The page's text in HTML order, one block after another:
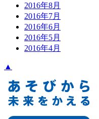
2016年8月
2016年7月
2016年6月
2016年5月
2016年4月
▲